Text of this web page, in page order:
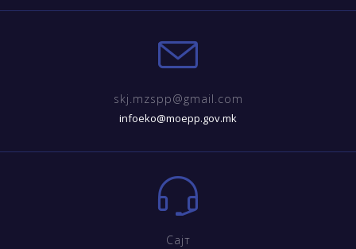
skj.mzspp@gmail.com
infoeko@moepp.gov.mk
Сајт